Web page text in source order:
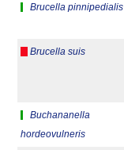
Brucella pinnipedialis
Brucella suis
Buchananella
hordeovulneris